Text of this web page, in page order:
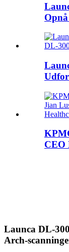
CEO
Launca DL-
Arch-